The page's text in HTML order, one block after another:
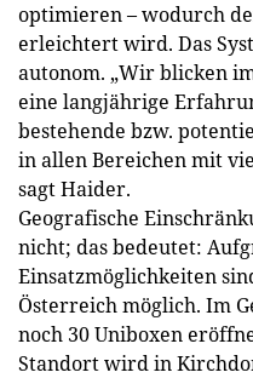
optimieren – wodurch
erleichtert wird. Das
autonom. „Wir blicken
eine langjährige
bestehende bzw.
in allen Bereichen mit
sagt Haider.
Geografische
nicht; das bedeutet:
Einsatzmöglichkeiten
Österreich möglich. Im
noch 30 Uniboxen
Standort wird in